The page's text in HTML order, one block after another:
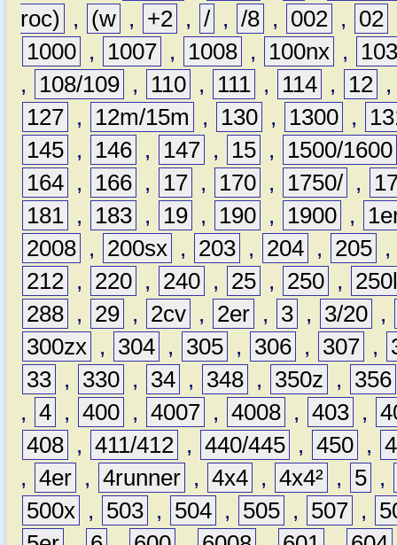
roc)
, (w , +2 , / , /8 , 002 , 02
1000 , 1007 , 1008 , 100nx ,
,
108/109 , 110 , 111 , 114 , 12
127 , 12m/15m , 130 , 1300 ,
145 , 146 , 147 , 15 ,
1500/1600
164 , 166 , 17 , 170 , 1750/ ,
181 , 183 , 19 , 190 , 1900 ,
2008 , 200sx , 203 , 204 , 205 ,
212 , 220 , 240 , 25 , 250 ,
288 , 29 , 2cv , 2er , 3 , 3/20 ,
300zx , 304 , 305 , 306 , 307 ,
33 , 330 , 34 , 348 , 350z ,
356
, 4 , 400 , 4007 , 4008 , 403 ,
408 , 411/412 , 440/445 , 450 ,
, 4er , 4runner , 4x4 , 4x4² , 5 ,
500x , 503 , 504 , 505 , 507 ,